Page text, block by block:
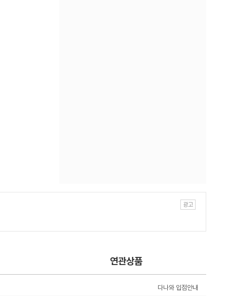
연관상품
다나와 입점안내